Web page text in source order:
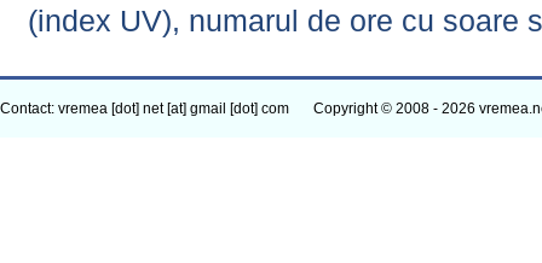
(index UV), numarul de ore cu soare
Contact: vremea [dot] net [at] gmail [dot] com Copyright © 2008 - 2026